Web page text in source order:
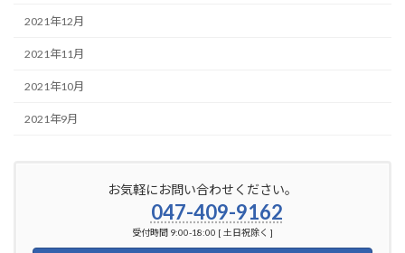
2021年12月
2021年11月
2021年10月
2021年9月
お気軽にお問い合わせください。
047-409-9162
受付時間 9:00-18:00 [ 土日祝除く ]